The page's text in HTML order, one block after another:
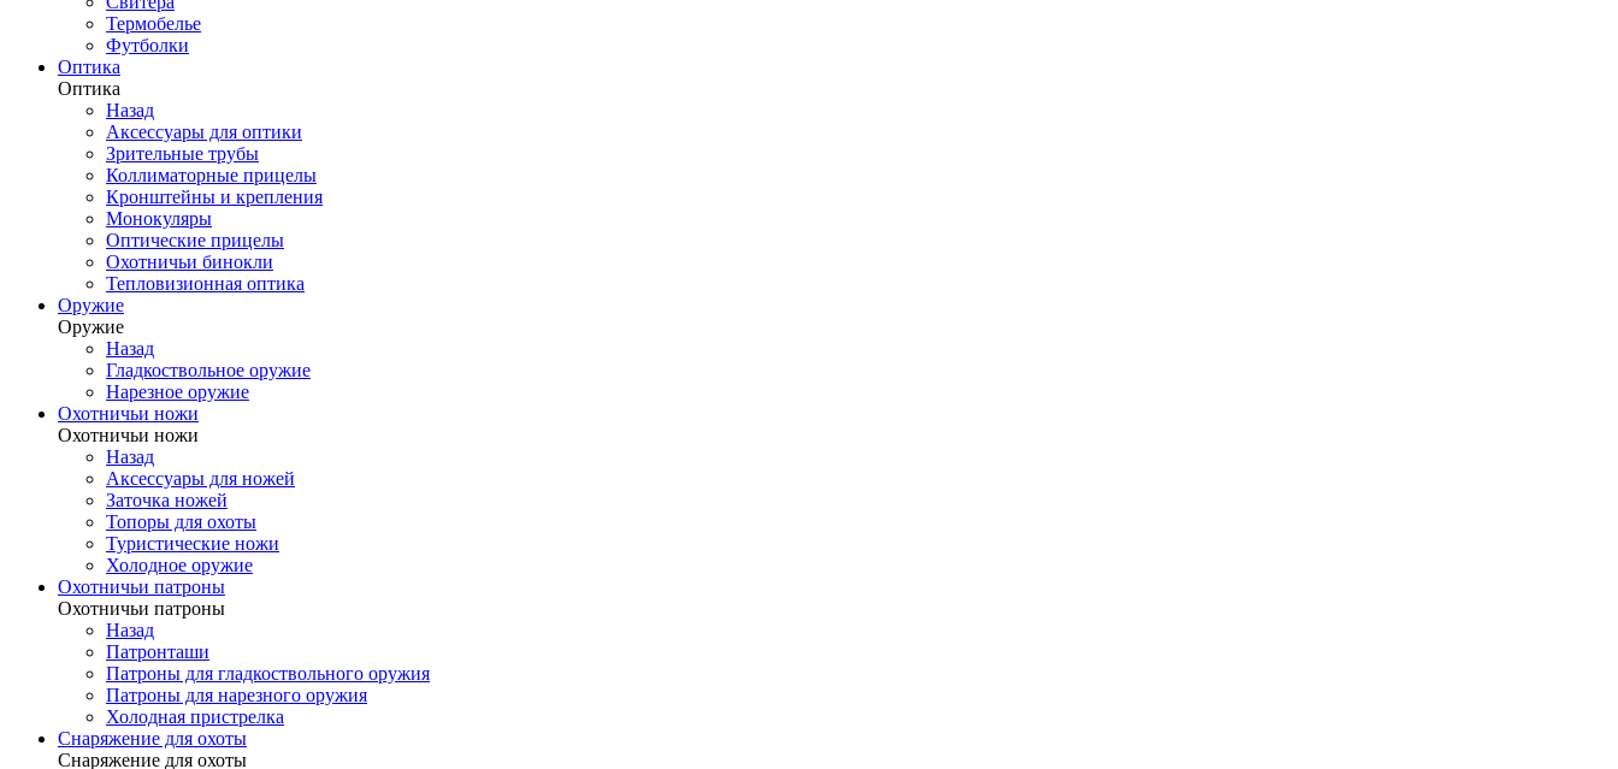
Термобелье
Футболки
Оптика
Оптика
Назад
Аксессуары для оптики
Зрительные трубы
Коллиматорные прицелы
Кронштейны и крепления
Монокуляры
Оптические прицелы
Охотничьи бинокли
Тепловизионная оптика
Оружие
Оружие
Назад
Гладкоствольное оружие
Нарезное оружие
Охотничьи ножи
Охотничьи ножи
Назад
Аксессуары для ножей
Заточка ножей
Топоры для охоты
Туристические ножи
Холодное оружие
Охотничьи патроны
Охотничьи патроны
Назад
Патронташи
Патроны для гладкоствольного оружия
Патроны для нарезного оружия
Холодная пристрелка
Снаряжение для охоты
Снаряжение для охоты